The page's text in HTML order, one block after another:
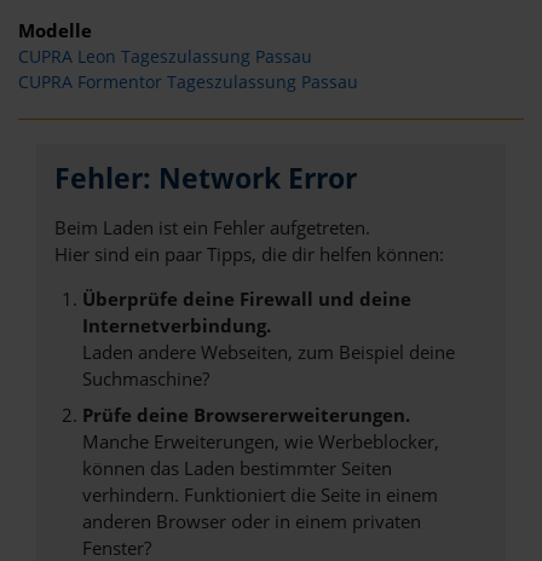
Modelle
CUPRA Leon Tageszulassung Passau
CUPRA Formentor Tageszulassung Passau
Fehler: Network Error
Beim Laden ist ein Fehler aufgetreten.
Hier sind ein paar Tipps, die dir helfen können:
Überprüfe deine Firewall und deine
Internetverbindung.
Laden andere Webseiten, zum Beispiel deine
Suchmaschine?
Prüfe deine Browsererweiterungen.
Manche Erweiterungen, wie Werbeblocker,
können das Laden bestimmter Seiten
verhindern. Funktioniert die Seite in einem
anderen Browser oder in einem privaten
Fenster?